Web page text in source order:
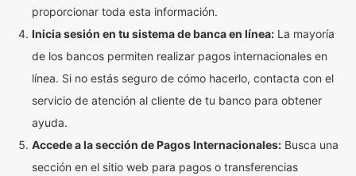
proporcionar toda esta información.
Inicia sesión en tu sistema de banca en línea: La mayoría
de los bancos permiten realizar pagos internacionales en
línea. Si no estás seguro de cómo hacerlo, contacta con el
servicio de atención al cliente de tu banco para obtener
ayuda.
Accede a la sección de Pagos Internacionales: Busca una
sección en el sitio web para pagos o transferencias